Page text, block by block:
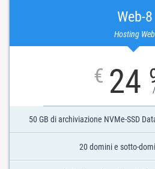
Web-8
Hosting Web
€ 24
50 GB di archiviazione NVMe-SSD
20 domini e sotto-